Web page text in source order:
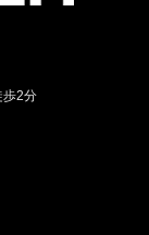
歩2分